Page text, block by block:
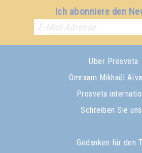
Ich abonniere den
Über Prosveta
Omraam Mikhaël
Prosveta
Schreiben Sie uns…
Gedanken für den